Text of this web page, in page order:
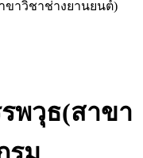
ขาวิชาช่างยานยนต์)
พวุธ(สาขา